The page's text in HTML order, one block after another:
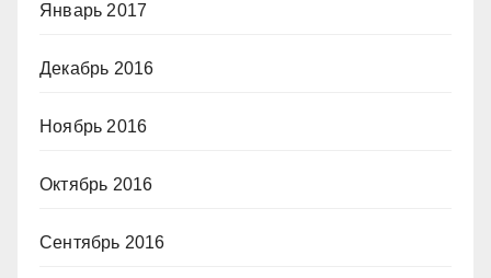
Январь 2017
Декабрь 2016
Ноябрь 2016
Октябрь 2016
Сентябрь 2016